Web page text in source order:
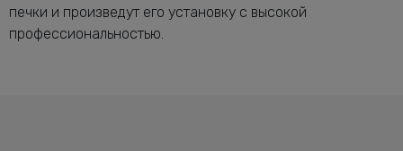
печки и произведут его установку с высокой
профессиональностью.